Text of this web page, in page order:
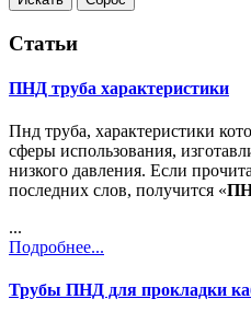
Статьи
ПНД труба характеристики
Пнд труба, характеристики
сферы использования,
низкого давления. Если
последних слов, получится «
...
Подробнее...
Трубы ПНД для прокладки